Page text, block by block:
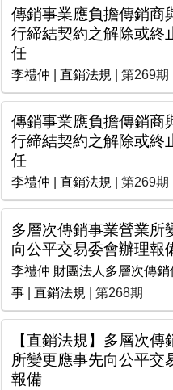
傳銷事業應負擔傳銷商
行締結契約之解除或終
任
李禮仲 直銷法規 | 第269期
傳銷事業應負擔傳銷商
行締結契約之解除或終
任
李禮仲 直銷法規 | 第269期
多層次傳銷事業營業所
向公平交易委會辦理報
李禮仲 財團法人多層次傳
事
直銷法規 | 第268期
【直銷法規】多層次傳
所變更應事先向公平交
報備